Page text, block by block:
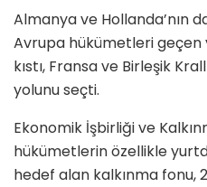
Almanya ve Hollanda’nın
Avrupa hükümetleri geçen
kıstı, Fransa ve Birleşik
yolunu seçti.
Ekonomik İşbirliği ve
hükümetlerin özellikle
hedef alan kalkınma fonu,